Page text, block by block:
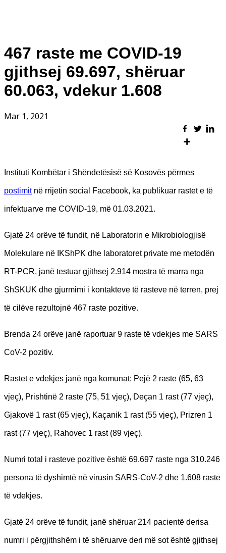
467 raste me COVID-19
gjithsej 69.697, shëruar
60.063, vdekur 1.608
Mar 1, 2021
Instituti Kombëtar i Shëndetësisë së Kosovës përmes
postimitnë rrijetin social Facebook, ka publikuar rastet e të
infektuarve me COVID-19, më 01.03.2021.
Gjatë 24 orëve të fundit, në Laboratorin e Mikrobiologjisë
Molekulare në IKShPK dhe laboratoret private me metodën
RT-PCR, janë testuar gjithsej 2.914 mostra të marra nga
ShSKUK dhe gjurmimi i kontakteve të rasteve në terren, prej
të cilëve rezultojnë 467 raste pozitive.
Brenda 24 orëve janë raportuar 9 raste të vdekjes me SARS
CoV-2 pozitiv.
Rastet e vdekjes janë nga komunat: Pejë 2 raste (65, 63
vjeç), Prishtinë 2 raste (75, 51 vjeç), Deçan 1 rast (77 vjeç),
Gjakovë 1 rast (65 vjeç), Kaçanik 1 rast (55 vjeç), Prizren 1
rast (77 vjeç), Rahovec 1 rast (89 vjeç).
Numri total i rasteve pozitive është 69.697 raste nga 310.246
persona të dyshimtë në virusin SARS-CoV-2 dhe 1.608 raste
të vdekjes.
Gjatë 24 orëve të fundit, janë shëruar 214 pacientë derisa
numri i përgjithshëm i të shëruarve deri më sot është gjithsej